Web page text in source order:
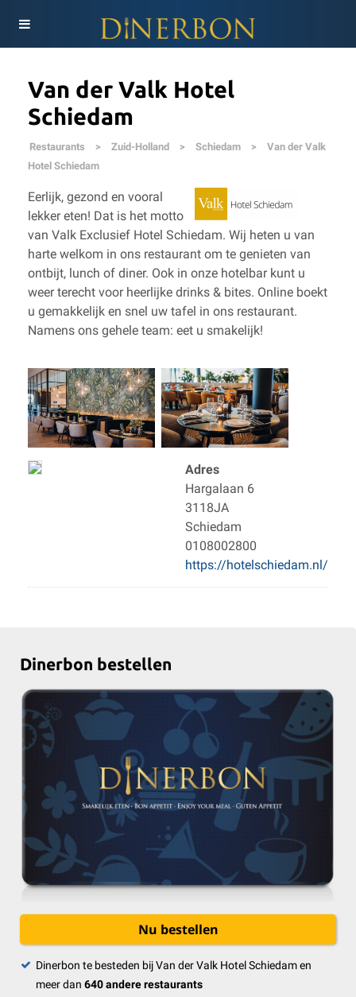
Van der Valk Hotel
Schiedam
Restaurants > Zuid-Holland > Schiedam >
Van der Valk
Hotel Schiedam
Eerlijk, gezond en vooral
lekker eten! Dat is het motto
van Valk Exclusief Hotel Schiedam. Wij heten u van
harte welkom in ons restaurant om te genieten van
ontbijt, lunch of diner. Ook in onze hotelbar kunt u
weer terecht voor heerlijke drinks & bites. Online boekt
u gemakkelijk en snel uw tafel in ons restaurant.
Namens ons gehele team: eet u smakelijk!
Adres
Hargalaan 6
3118JA
Schiedam
0108002800
https://hotelschiedam.nl/
Dinerbon bestellen
Nu bestellen
Dinerbon te besteden bij Van der Valk Hotel Schiedam en
meer dan 640 andere restaurants